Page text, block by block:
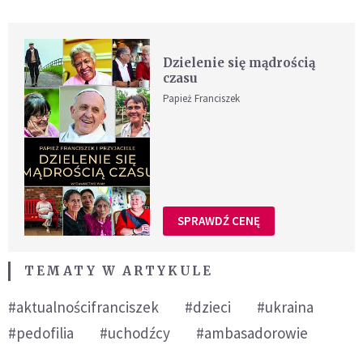
Dzielenie się mądrością
czasu
Papież Franciszek
SPRAWDŹ CENĘ
TEMATY W ARTYKULE
#aktualnościfranciszek #dzieci
#ukraina
#pedofilia
#uchodźcy
#ambasadorowie